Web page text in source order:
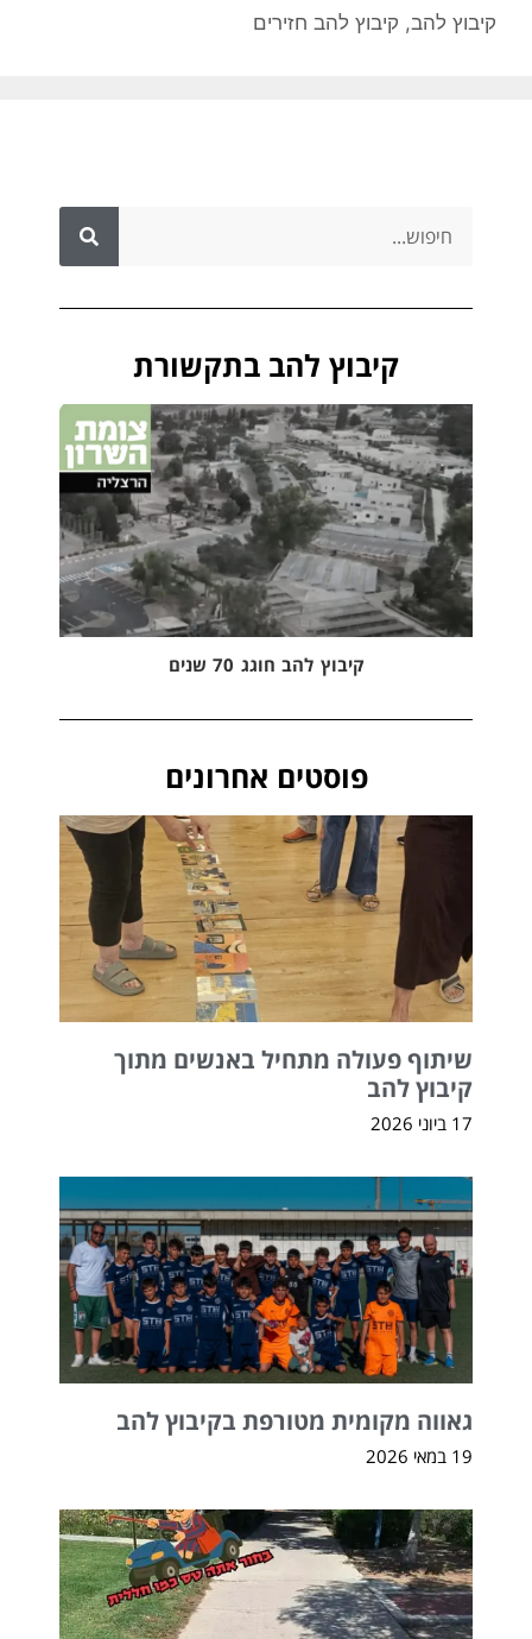
קיבוץ להב, קיבוץ להב חזירים
קיבוץ להב בתקשורת
קיבוץ להב חוגג 70 שנים
פוסטים אחרונים
שיתוף פעולה מתחיל באנשים מתוך
קיבוץ להב
17 ביוני 2026
גאווה מקומית מטורפת בקיבוץ להב
19 במאי 2026